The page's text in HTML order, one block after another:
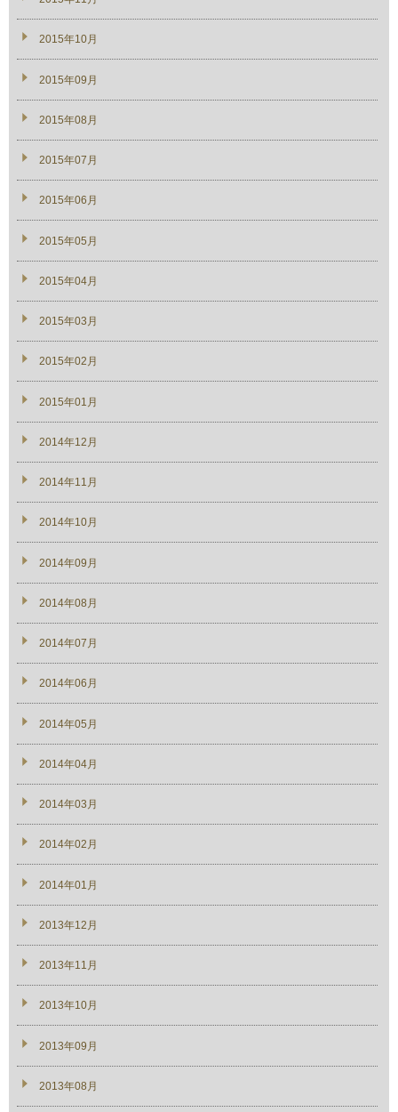
2015年10月
2015年09月
2015年08月
2015年07月
2015年06月
2015年05月
2015年04月
2015年03月
2015年02月
2015年01月
2014年12月
2014年11月
2014年10月
2014年09月
2014年08月
2014年07月
2014年06月
2014年05月
2014年04月
2014年03月
2014年02月
2014年01月
2013年12月
2013年11月
2013年10月
2013年09月
2013年08月